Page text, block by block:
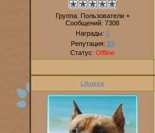
Группа: Пользователи +
Сообщений: 7308
Награды: 2
Репутация: 83
Статус: Offline
Likusss